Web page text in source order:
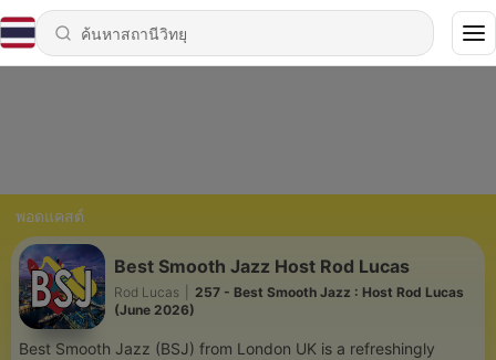
พอดแคสต์
Best Smooth Jazz Host Rod Lucas
Rod Lucas
257 - Best Smooth Jazz : Host Rod Lucas
(June 2026)
Best Smooth Jazz (BSJ) from London UK is a refreshingly